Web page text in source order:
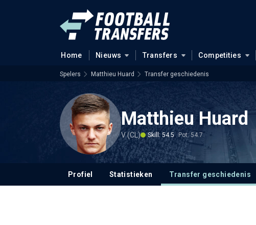
Home Nieuws Transfers Competities
Spelers Matthieu Huard Transfer geschiedenis
Matthieu Huard
V (CL) Skill: 54.5 Pot: 54.7
Profiel Statistieken Transfer geschiedenis